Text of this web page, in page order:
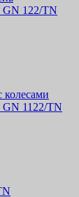
122/TN
1122/TN